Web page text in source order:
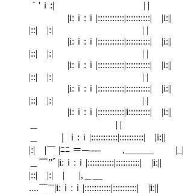
｀'ｉ:| |
|i:ｉ:ｉ
|::| |:| |
|i:ｉ:ｉ
|::| |:| |
|i:ｉ:ｉ
|::| |:| |
|i:ｉ:ｉ
|::| |:| |
|i:ｉ:ｉ
＿ | |
＿ ｜ｉ:ｉ
|:| |￣ |ﾆﾆ ＝─‐‐-- ,______ |_|
＿￣”ﾞ|i:ｉ:ｉ
|::| |:| | |,＿__ ￣
....￣¨¨|i:ｉ:ｉ